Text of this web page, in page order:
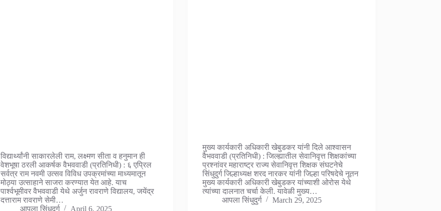
विद्यार्थ्यांनी साकारलेली राम, लक्ष्मण सीता व हनुमान ही
वेशभूषा ठरली आकर्षक वैभववाडी (प्रतिनिधी) : ६ एप्रिल
सर्वत्र राम नवमी उत्सव विविध उपक्रमांच्या माध्यमातून
मोठ्या उत्साहाने साजरा करण्यात येत आहे. याच
पार्श्वभूमीवर वैभववाडी येथे अर्जुन रावराणे विद्यालय, जयेंद्र
दत्ताराम रावराणे सेमी…
आपला सिंधुदुर्ग
April 6, 2025
मुख्य कार्यकारी अधिकारी खेबुडकर यांनी दिले आश्वासन
वैभववाडी (प्रतिनिधी) : जिल्ह्यातील सेवानिवृत्त शिक्षकांच्या
प्रश्नांवर महाराष्ट्र राज्य सेवानिवृत्त शिक्षक संघटनेचे
सिंधुदुर्ग जिल्हाध्यक्ष शरद नारकर यांनी जिल्हा परिषदेचे नूतन
मुख्य कार्यकारी अधिकारी खेबुडकर यांच्याशी ओरोस येथे
त्यांच्या दालनात चर्चा केली. यावेळी मुख्य…
आपला सिंधुदुर्ग
March 29, 2025